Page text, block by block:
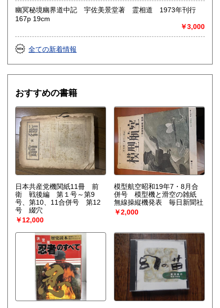
幽冥秘境幽界道中記 宇佐美景堂著 霊相道 1973年刊行
167p 19cm
￥3,000
全ての新着情報
おすすめの書籍
日本共産党機関紙11冊 前
衛 戦後編 第１号～第9
号、第10、11合併号 第12
号 綴穴
￥12,000
模型航空昭和19年7・8月合
併号 模型機と滑空の雑紙
無線操縦機発表 毎日新聞社
￥2,000